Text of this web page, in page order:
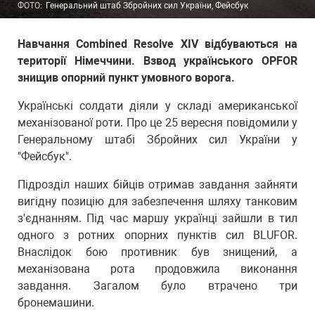
ФОТО: Генеральний штаб Збройних сил України, Фейсбук
Навчання Combined Resolve XIV відбуваються на
території Німеччини. Взвод українського OPFOR
знищив опорний пункт умовного ворога.
Українські солдати діяли у складі американської
механізованої роти. Про це 25 вересня повідомили у
Генеральному штабі Збройних сил України у
"Фейсбук".
Підрозділ наших бійців отримав завдання зайняти
вигідну позицію для забезпечення шляху танковим
з'єднанням. Під час маршу українці зайшли в тил
одного з ротних опорних пунктів сил BLUFOR.
Внаслідок бою противник був знищений, а
механізована рота продовжила виконання
завдання. Загалом було втрачено три
бронемашини.